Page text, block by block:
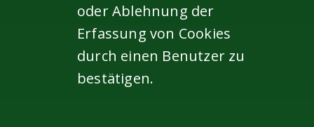
oder Ablehnung der
Erfassung von Cookies
durch einen Benutzer zu
bestätigen.